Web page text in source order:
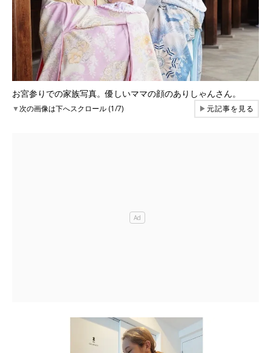
お宮参りでの家族写真。優しいママの顔のありしゃんさん。
▼次の画像は下へスクロール (1/7) ▶元記事を見る